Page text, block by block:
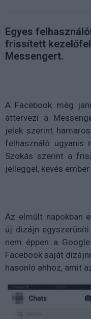
Egyes
frissített
Messengert.
A Facebook még
áttervezi a
jelek szerint
felhasználó ugyanis
Szokás szerint a
jelleggel, kevés
Az elmúlt napokban
új dizájn
nem éppen a
Facebook saját
hasonló ahhoz, amit